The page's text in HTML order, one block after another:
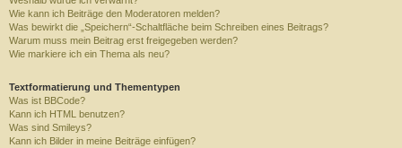
Wie kann ich Beiträge den Moderatoren melden?
Was bewirkt die „Speichern“-Schaltfläche beim Schreiben eines Beitrags?
Warum muss mein Beitrag erst freigegeben werden?
Wie markiere ich ein Thema als neu?
Textformatierung und Thementypen
Was ist BBCode?
Kann ich HTML benutzen?
Was sind Smileys?
Kann ich Bilder in meine Beiträge einfügen?